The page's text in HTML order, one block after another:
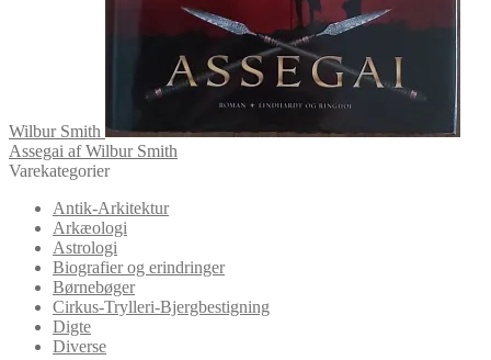
Wilbur Smith
Assegai af Wilbur Smith
Varekategorier
Antik-Arkitektur
Arkæologi
Astrologi
Biografier og erindringer
Børnebøger
Cirkus-Trylleri-Bjergbestigning
Digte
Diverse